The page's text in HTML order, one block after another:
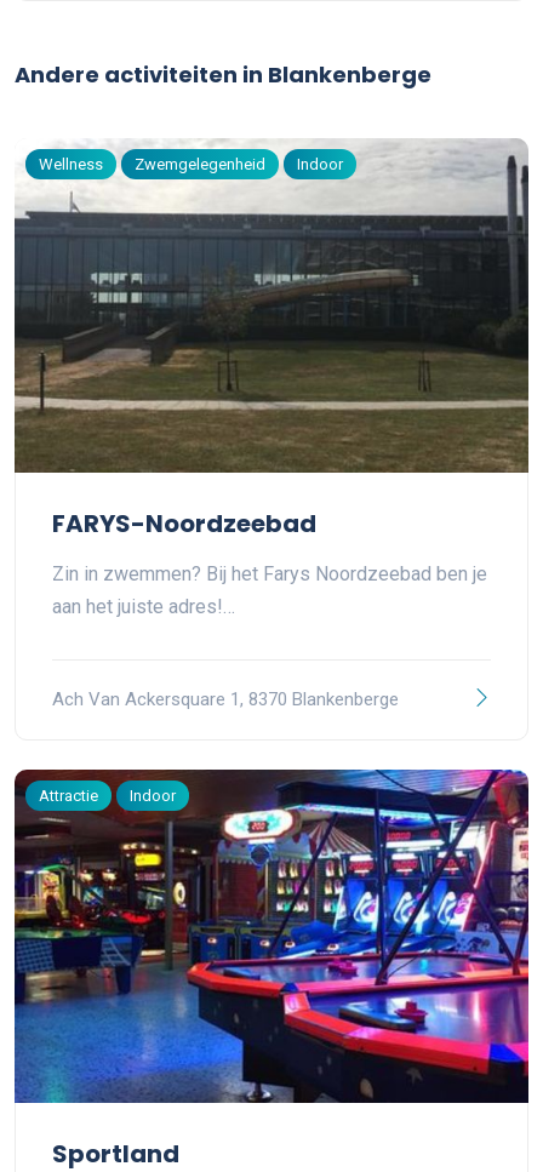
Andere activiteiten in Blankenberge
Wellness Zwemgelegenheid Indoor
FARYS-Noordzeebad
Zin in zwemmen? Bij het Farys Noordzeebad ben je
aan het juiste adres!…
Ach Van Ackersquare 1, 8370 Blankenberge
Attractie Indoor
Sportland